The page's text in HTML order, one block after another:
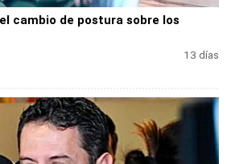
cambio de postura sobre los
13 días